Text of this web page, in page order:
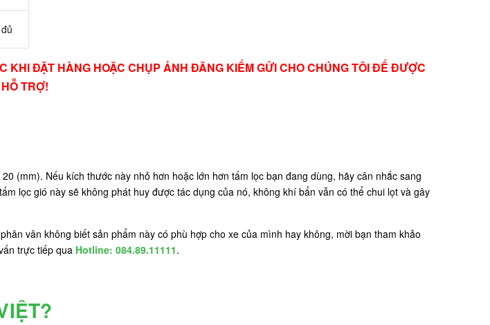
ĐẶT HÀNG HOẶC CHỤP ẢNH ĐĂNG KIỂM GỬI CHO CHÚNG TÔI ĐỂ ĐƯỢC
HỖ TRỢ!
(mm). Nếu kích thước này nhỏ hơn hoặc lớn hơn tấm lọc bạn đang dùng, hãy cân nhắc sang
lọc gió này sẽ không phát huy được tác dụng của nó, không khí bẩn vẫn có thể chui lọt và gây
vân không biết sản phẩm này có phù hợp cho xe của mình hay không, mời bạn tham khảo
trực tiếp qua Hotline: 084.89.11111.